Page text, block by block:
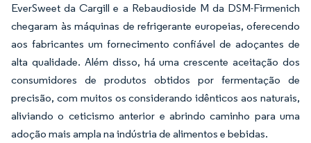
EverSweet da Cargill e a Rebaudioside M da DSM-Firmenich
chegaram às máquinas de refrigerante europeias, oferecendo
aos fabricantes um fornecimento confiável de adoçantes de
alta qualidade. Além disso, há uma crescente aceitação dos
consumidores de produtos obtidos por fermentação de
precisão, com muitos os considerando idênticos aos naturais,
aliviando o ceticismo anterior e abrindo caminho para uma
adoção mais ampla na indústria de alimentos e bebidas.